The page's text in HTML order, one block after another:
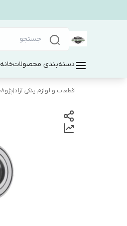
دسته‌بندی محصولاتخانه
قطعات و لوازم یدکی آراد|پژو۲۰۰۸|سیتروئن c3|هیوندای|کیاموتورز